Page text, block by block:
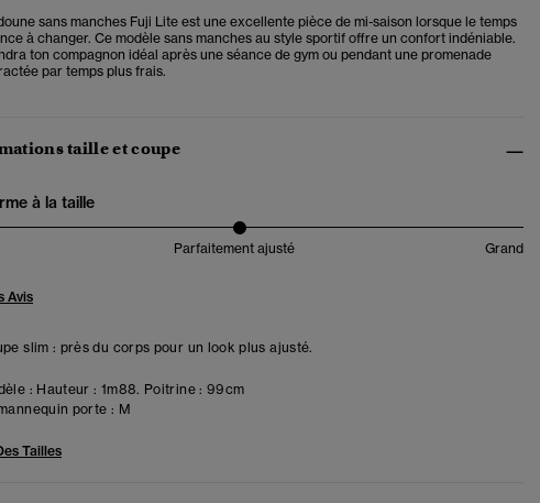
sans manches Fuji Lite est une excellente pièce de mi-saison lorsque le temps
à changer. Ce modèle sans manches au style sportif offre un confort indéniable.
ton compagnon idéal après une séance de gym ou pendant une promenade
par temps plus frais.
taille et coupe
à la taille
Parfaitement ajusté Grand
Avis
slim : près du corps pour un look plus ajusté.
: Hauteur : 1m88. Poitrine : 99cm
porte : M
Tailles